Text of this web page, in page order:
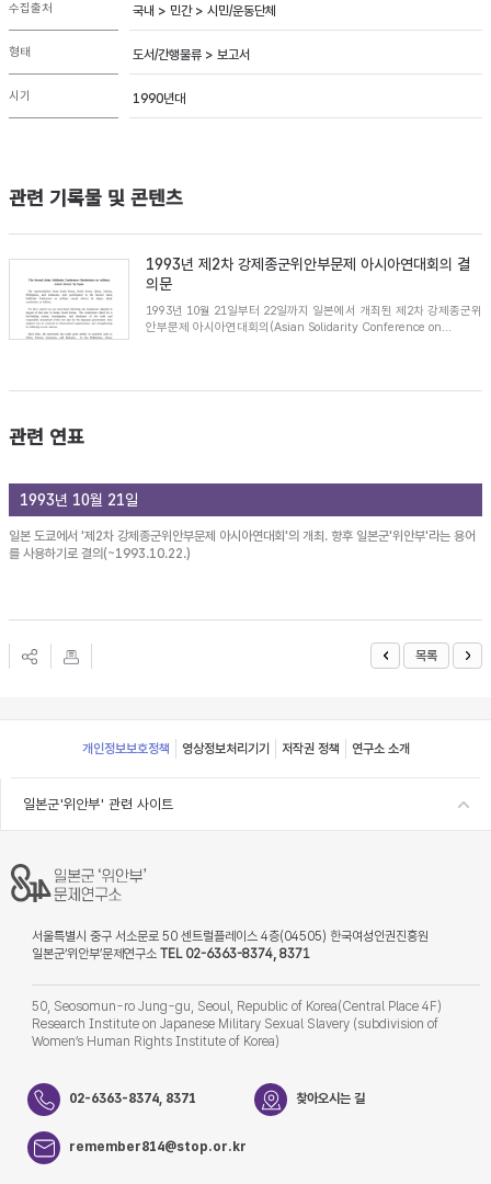
수집출처 국내 > 민간 > 시민/운동단체
형태 도서/간행물류 > 보고서
시기 1990년대
관련 기록물 및 콘텐츠
1993년 제2차 강제종군위안부문제 아시아연대회의 결
의문
1993년 10월 21일부터 22일까지 일본에서 개최된 제2차 강제종군위
안부문제 아시아연대회의(Asian Solidarity Conference on...
관련 연표
1993년 10월 21일
일본 도쿄에서 '제2차 강제종군위안부문제 아시아연대회'의 개최. 향후 일본군'위안부'라는 용어
를 사용하기로 결의(~1993.10.22.)
목록
Footer
개인정보보호정책 영상정보처리기기 저작권 정책 연구소 소개
일본군'위안부' 관련 사이트
서울특별시 중구 서소문로 50 센트럴플레이스 4층(04505) 한국여성인권진흥원
일본군‘위안부’문제연구소 TEL 02-6363-8374, 8371
50, Seosomun-ro Jung-gu, Seoul, Republic of Korea(Central Place 4F)
Research Institute on Japanese Military Sexual Slavery (subdivision of
Women’s Human Rights Institute of Korea)
02-6363-8374, 8371 찾아오시는 길
remember814@stop.or.kr